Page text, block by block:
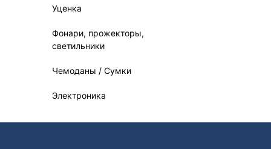
Уценка
Фонари, прожекторы,
светильники
Чемоданы / Сумки
Электроника